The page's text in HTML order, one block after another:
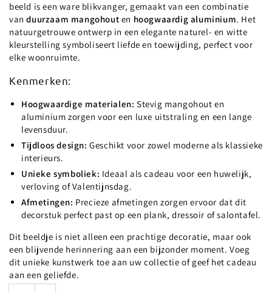
beeld is een ware blikvanger, gemaakt van een combinatie
vanduurzaam mangohout en hoogwaardig aluminium. Het
natuurgetrouwe ontwerp in een elegante naturel- en witte
kleurstelling symboliseert liefde en toewijding, perfect voor
elke woonruimte.
Kenmerken:
Hoogwaardige materialen: Stevig mangohout en
aluminium zorgen voor een luxe uitstraling en een lange
levensduur.
Tijdloos design: Geschikt voor zowel moderne als klassieke
interieurs.
Unieke symboliek: Ideaal als cadeau voor een huwelijk,
verloving of Valentijnsdag.
Afmetingen: Precieze afmetingen zorgen ervoor dat dit
decorstuk perfect past op een plank, dressoir of salontafel.
Dit beeldje is niet alleen een prachtige decoratie, maar ook
een blijvende herinnering aan een bijzonder moment. Voeg
dit unieke kunstwerk toe aan uw collectie of geef het cadeau
aan een geliefde.